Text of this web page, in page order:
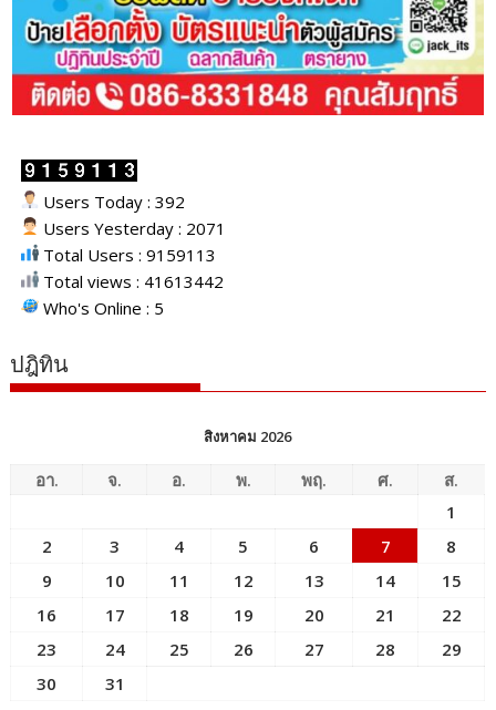
Users Today : 392
Users Yesterday : 2071
Total Users : 9159113
Total views : 41613442
Who's Online : 5
ปฎิทิน
สิงหาคม 2026
อา. จ. อ. พ. พฤ. ศ.
ส.
1
2
3 4 5 6 7
8
9
10 11 12 13 14
15
16
17 18 19 20 21
22
23
24 25 26 27 28
29
30
31